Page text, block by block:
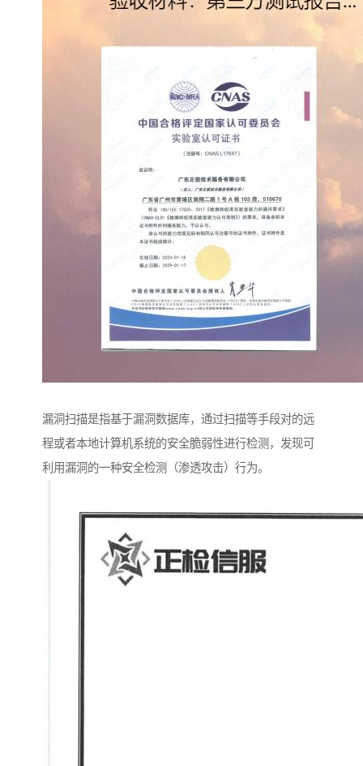
漏洞扫描是指基于漏洞数据库，通过扫描等手段对的远
程或者本地计算机系统的安全脆弱性进行检测，发现可
利用漏洞的一种安全检测（渗透攻击）行为。